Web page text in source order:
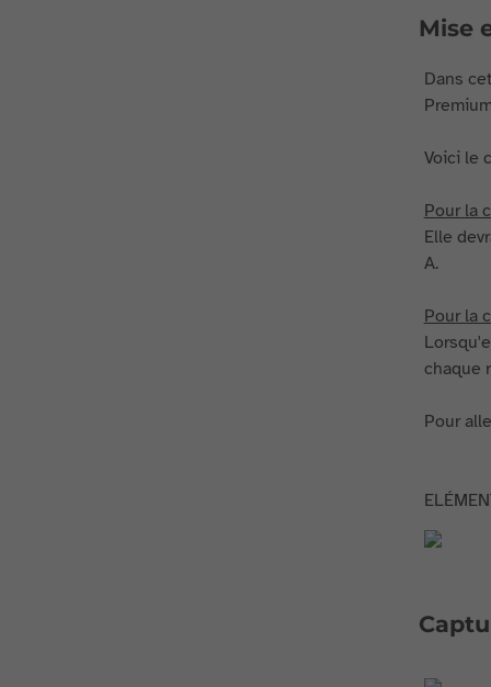
Mise
Dans
Voici le
Pour la
Elle
A.
Pour la
chaque
Pour